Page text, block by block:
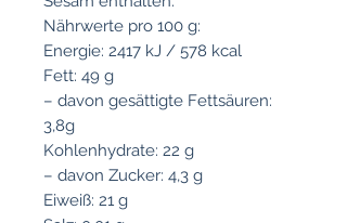
Nährwerte pro 100 g:
Energie: 2417 kJ / 578 kcal
Fett: 49 g
– davon gesättigte Fettsäuren:
3,8g
Kohlenhydrate: 22 g
– davon Zucker: 4,3 g
Eiweiß: 21 g